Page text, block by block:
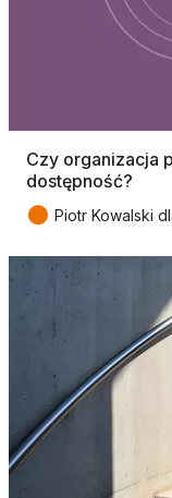
Czy organizacja
dostępność?
● Piotr Kowalski